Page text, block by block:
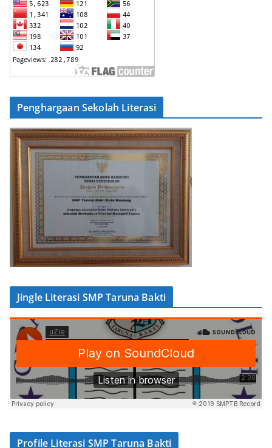
Penghargaan Sekolah Literasi
Jingle Literasi SMP Taruna Bakti
Profile Literasi SMP Taruna Bakti